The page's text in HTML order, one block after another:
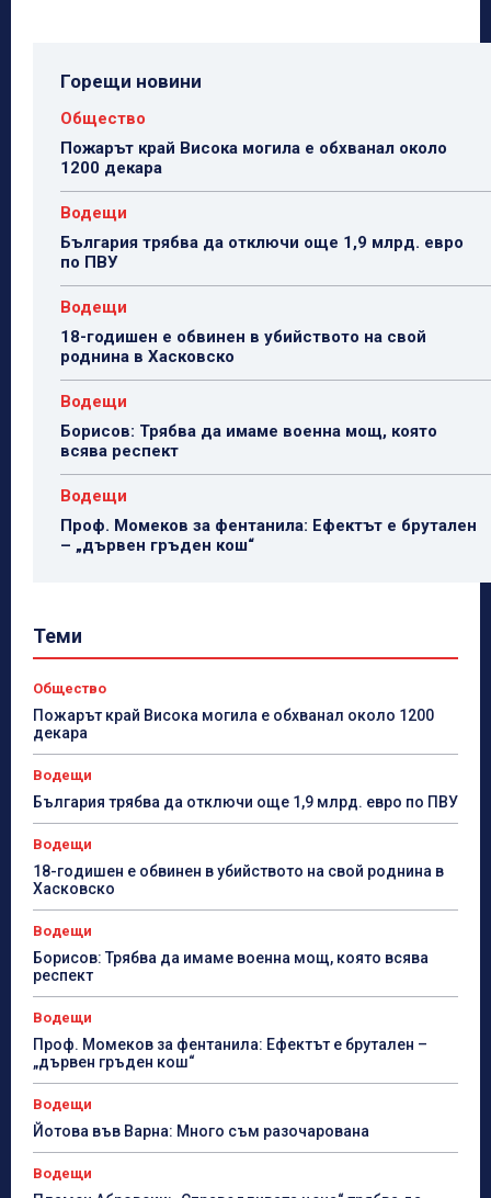
Горещи новини
Общество
Пожарът край Висока могила е обхванал около
1200 декара
Водещи
България трябва да отключи още 1,9 млрд. евро
по ПВУ
Водещи
18-годишен е обвинен в убийството на свой
роднина в Хасковско
Водещи
Борисов: Трябва да имаме военна мощ, която
всява респект
Водещи
Проф. Момеков за фентанила: Ефектът е брутален
– „дървен гръден кош“
Теми
Общество
Пожарът край Висока могила е обхванал около 1200
декара
Водещи
България трябва да отключи още 1,9 млрд. евро по ПВУ
Водещи
18-годишен е обвинен в убийството на свой роднина в
Хасковско
Водещи
Борисов: Трябва да имаме военна мощ, която всява
респект
Водещи
Проф. Момеков за фентанила: Ефектът е брутален –
„дървен гръден кош“
Водещи
Йотова във Варна: Много съм разочарована
Водещи